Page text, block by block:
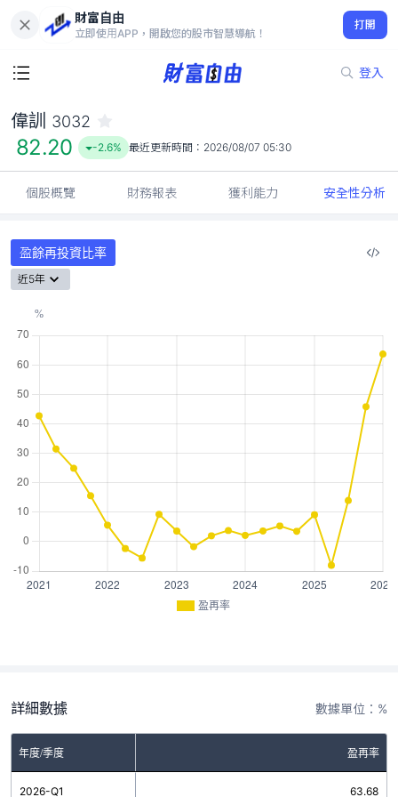
財富自由
立即使用APP，開啟您的股市智慧導航！
打開
登入
82.20
-2.6%
偉訓 3032
82.20 -2.6% 最近更新時間： 2026/08/07 05:30
個股概覽 財務報表 獲利能力 安全性分析
盈餘再投資比率
近5年
盈再率
詳細數據 數據單位：%
年度/季度 盈再率
2026-Q1 63.68